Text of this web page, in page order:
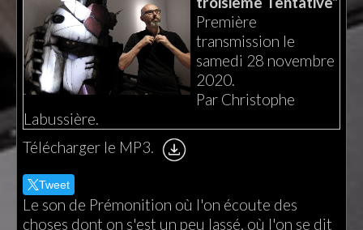
Première
transmission le
samedi 28 novembre
2020.
Par Christophe
Labussière.
Télécharger le MP3.
Tweet
Le son de Prémonition où l'on écoute des
choses dont on s'est un peu lassé, où l'on se dit